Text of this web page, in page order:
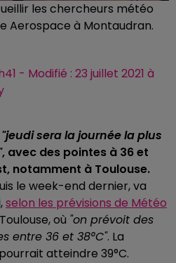
les chercheurs météo
Aerospace à Montaudran.
- Modifié : 23 juillet 2021 à
"jeudi sera la journée la plus
, avec des pointes à 36 et
notamment à Toulouse.
le week-end dernier, va
selon les prévisions de Météo
où "on prévoit des
entre 36 et 38°C". La
atteindre 39°C.